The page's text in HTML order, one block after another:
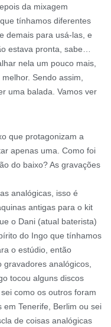
da mixagem
tínhamos diferentes
demais para usá-las, e
estava pronta, sabe…
nela um pouco mais,
Sendo assim,
uma balada. Vamos ver
que protagonizam a
apenas uma. Como foi
do baixo? As gravações
analógicas, isso é
antigas para o kit
o Dani (atual baterista)
do Ingo que tínhamos
o estúdio, então
analógicos,
tocou alguns discos
como os outros foram
Tenerife, Berlim ou sei
de coisas analógicas